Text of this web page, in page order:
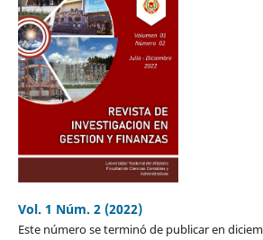
Vol. 1 Núm. 2 (2022)
Este número se terminó de publicar en